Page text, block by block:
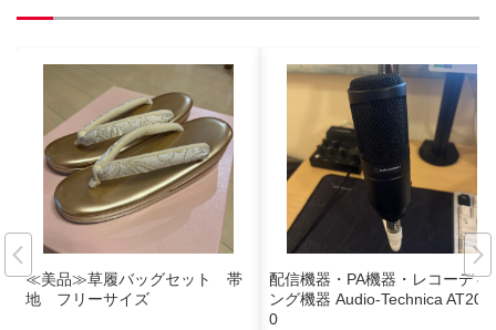
≪美品≫草履バッグセット 帯
地 フリーサイズ
配信機器・PA機器・レコーディ
ング機器 Audio-Technica AT202
0